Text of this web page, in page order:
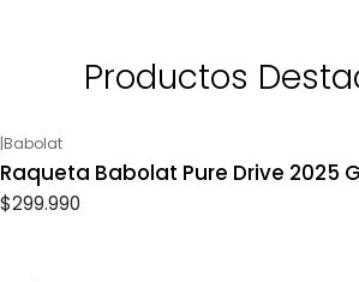
Productos
|Babolat
Raqueta Babolat Pure Drive 2025
$299.990